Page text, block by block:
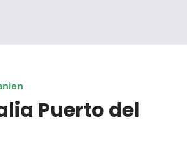
Puerto del